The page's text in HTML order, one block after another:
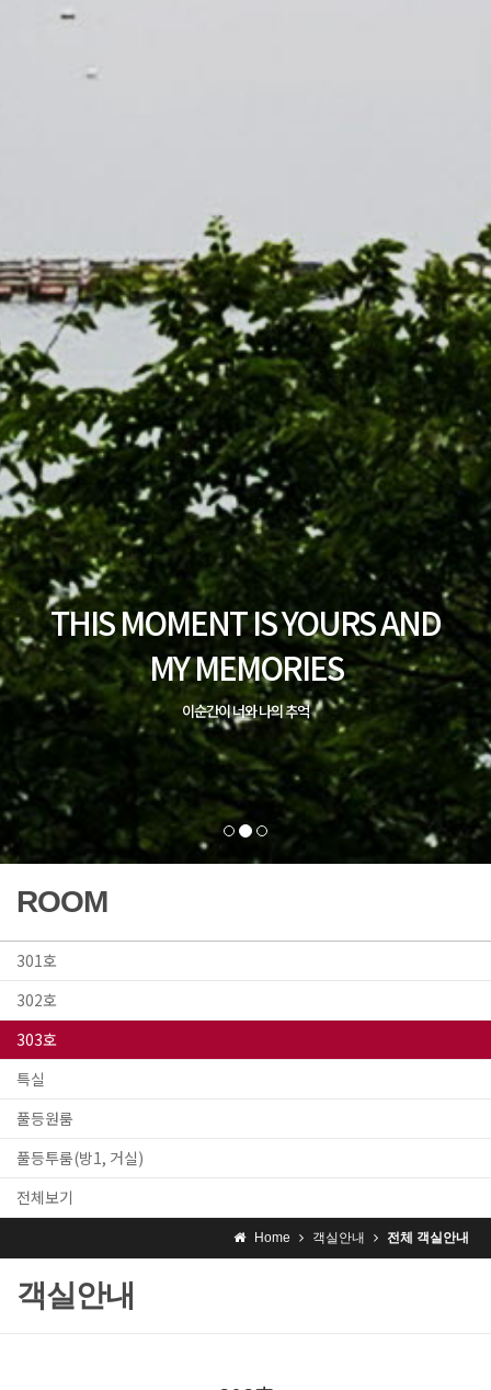
ROOM
301호
302호
303호
특실
풀등원룸
풀등투룸(방1, 거실)
전체보기
Home 객실안내 전체 객실안내
객실안내